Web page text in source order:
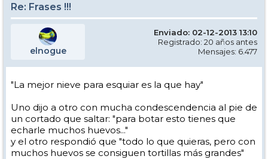
Re: Frases !!!
elnogue
Enviado: 02-12-2013 13:10
Registrado: 20 años antes
Mensajes: 6.477
"La mejor nieve para esquiar es la que hay"
Uno dijo a otro con mucha condescendencia al pie de
un cortado que saltar: "para botar esto tienes que
echarle muchos huevos..."
y el otro respondió que "todo lo que quieras, pero con
muchos huevos se consiguen tortillas más grandes"